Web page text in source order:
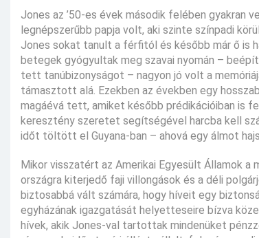
Jones az ’50-es évek második felében gyakran
legnépszerűbb papja volt, aki szinte színpadi
Jones sokat tanult a férfitól és később már ő is
betegek gyógyultak meg szavai nyomán –
tett tanúbizonyságot – nagyon jó volt a
támasztott alá. Ezekben az években egy
magáévá tett, amiket később prédikációiban is
keresztény szeretet segítségével harcba kell
időt töltött el Guyana-ban – ahová egy álmot
Mikor visszatért az Amerikai Egyesült Államok a
országra kiterjedő faji villongások és a déli
biztosabbá vált számára, hogy híveit egy
egyházának igazgatását helyetteseire bízva
hívek, akik Jones-val tartottak mindenüket